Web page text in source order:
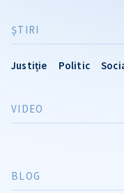
ŞTIRI
Justiție Politic
VIDEO
BLOG